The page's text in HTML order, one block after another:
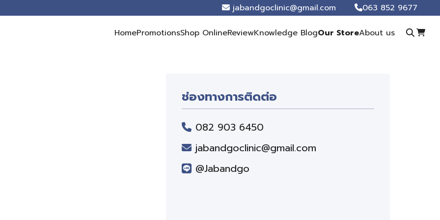
jabandgoclinic@gmail.com 063 852 9677
HomePromotionsShop OnlineReviewKnowledge BlogOur StoreAbout us
ช่องทางการติดต่อ
082 903 6450
jabandgoclinic@gmail.com
@Jabandgo